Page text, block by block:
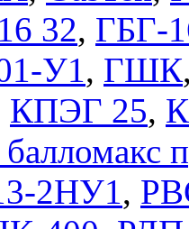
32, ГБГ-
У1, ГШК
КПЭГ 25,
2НУ1,